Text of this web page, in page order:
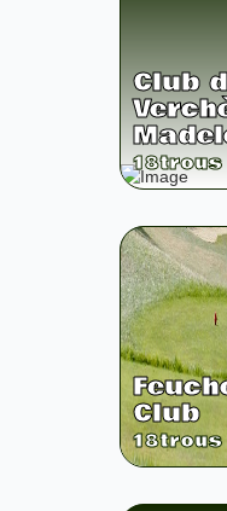
Club
18trous
Club
18trous